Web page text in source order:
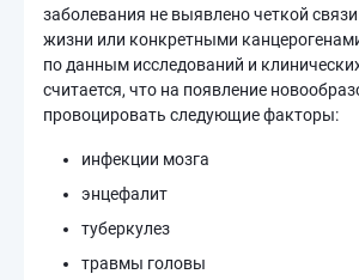
заболевания не выявлено четкой
жизни или конкретными
по данным исследований и
считается, что на появление
провоцировать следующие факторы:
инфекции мозга
энцефалит
туберкулез
травмы головы